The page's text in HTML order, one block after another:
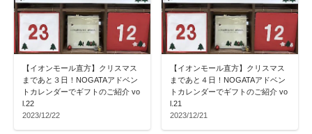
【イオンモール直方】クリスマス
まであと３日！NOGATAアドベン
トカレンダーでギフトのご紹介 vo
l.22
2023/12/22
【イオンモール直方】クリスマス
まであと４日！NOGATAアドベン
トカレンダーでギフトのご紹介 vo
l.21
2023/12/21